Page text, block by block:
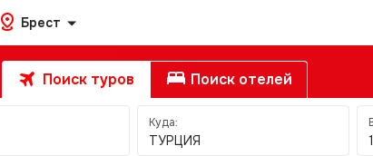
Брест
Поиск туров Поиск отелей
Куда:
ТУРЦИЯ